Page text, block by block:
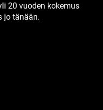
20 vuoden kokemus
jo tänään.